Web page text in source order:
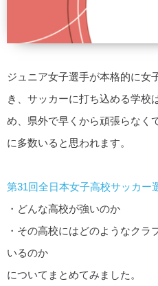
ジュニア女子選手が本格的に女
き、サッカーに打ち込める学校
め、県外で早くから頑張らなく
に多数いると思われます。
第31回全日本女子高校サッカー
・どんな高校が強いのか
・その高校にはどのようなクラ
いるのか
についてまとめてみました。